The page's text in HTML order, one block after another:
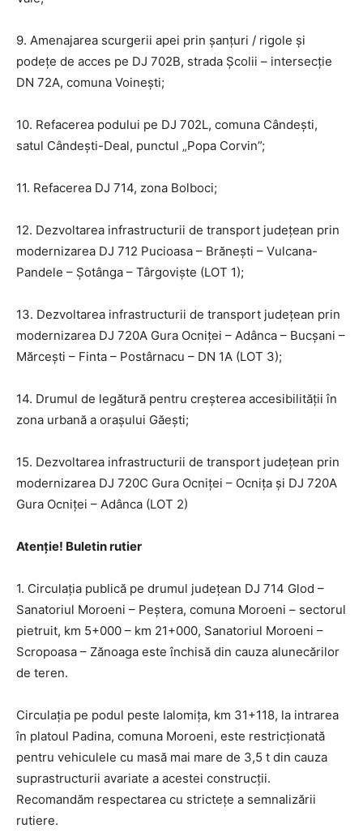
9. Amenajarea scurgerii apei prin șanțuri / rigole și
podețe de acces pe DJ 702B, strada Școlii – intersecție
DN 72A, comuna Voinești;
10. Refacerea podului pe DJ 702L, comuna Cândești,
satul Cândești-Deal, punctul „Popa Corvin”;
11. Refacerea DJ 714, zona Bolboci;
12. Dezvoltarea infrastructurii de transport județean prin
modernizarea DJ 712 Pucioasa – Brănești – Vulcana-
Pandele – Șotânga – Târgoviște (LOT 1);
13. Dezvoltarea infrastructurii de transport județean prin
modernizarea DJ 720A Gura Ocniței – Adânca – Bucșani –
Mărcești – Finta – Postârnacu – DN 1A (LOT 3);
14. Drumul de legătură pentru creșterea accesibilității în
zona urbană a orașului Găești;
15. Dezvoltarea infrastructurii de transport județean prin
modernizarea DJ 720C Gura Ocniței – Ocnița și DJ 720A
Gura Ocniței – Adânca (LOT 2)
Atenție! Buletin rutier
1. Circulația publică pe drumul județean DJ 714 Glod –
Sanatoriul Moroeni – Peștera, comuna Moroeni – sectorul
pietruit, km 5+000 – km 21+000, Sanatoriul Moroeni –
Scropoasa – Zănoaga este închisă din cauza alunecărilor
de teren.
Circulația pe podul peste Ialomița, km 31+118, la intrarea
în platoul Padina, comuna Moroeni, este restricționată
pentru vehiculele cu masă mai mare de 3,5 t din cauza
suprastructurii avariate a acestei construcții.
Recomandăm respectarea cu strictețe a semnalizării
rutiere.